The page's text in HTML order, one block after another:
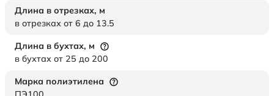
Длина в отрезках, м
в отрезках от 6 до 13.5
Длина в бухтах, м
в бухтах от 25 до 200
Марка полиэтилена